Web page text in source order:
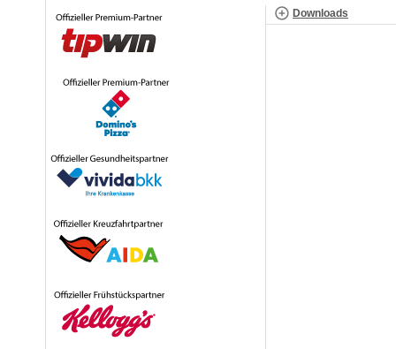
Downloads